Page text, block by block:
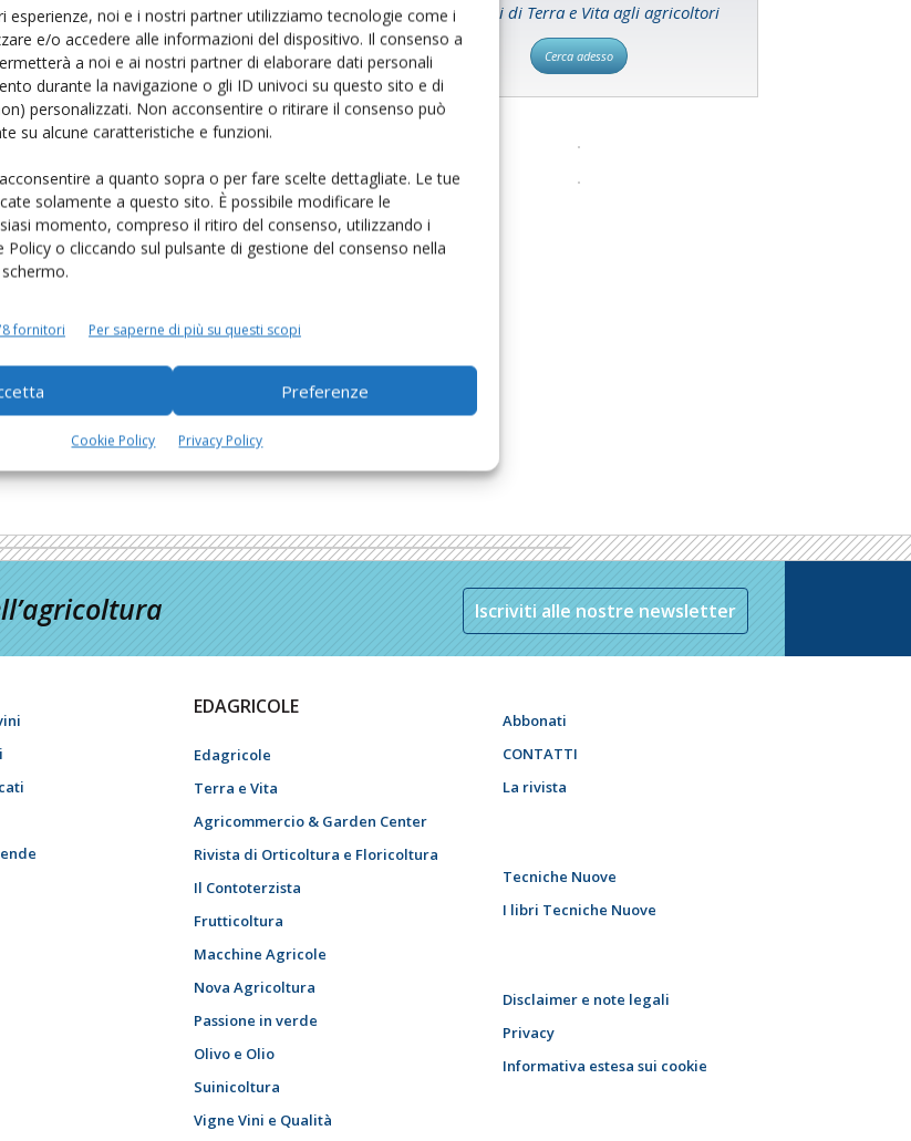
esperienze, noi e i nostri partner utilizziamo tecnologie come i
e/o accedere alle informazioni del dispositivo. Il consenso a
a noi e ai nostri partner di elaborare dati personali
durante la navigazione o gli ID univoci su questo sito e di
personalizzati. Non acconsentire o ritirare il consenso può
su alcune caratteristiche e funzioni.
a quanto sopra o per fare scelte dettagliate. Le tue
solamente a questo sito. È possibile modificare le
momento, compreso il ritiro del consenso, utilizzando i
Policy o cliccando sul pulsante di gestione del consenso nella
fornitori Per saperne di più su questi scopi
Preferenze
Cookie Policy Privacy Policy
formativi articolati
C. M. 23 Febbraio 2022
I consigli di Terra e Vita agli agricoltori
Cerca adesso
Iscriviti alle nostre newsletter
EDAGRICOLE
Edagricole
Terra e Vita
Agricommercio & Garden Center
Rivista di Orticoltura e Floricoltura
Il Contoterzista
Frutticoltura
Macchine Agricole
Nova Agricoltura
Passione in verde
Olivo e Olio
Suinicoltura
Vigne Vini e Qualità
Abbonati
CONTATTI
La rivista
Tecniche Nuove
I libri Tecniche Nuove
Disclaimer e note legali
Privacy
Informativa estesa sui cookie